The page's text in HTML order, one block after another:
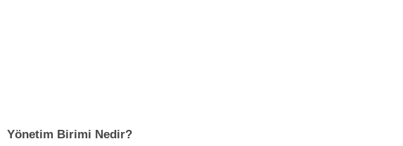
Yönetim Birimi Nedir?